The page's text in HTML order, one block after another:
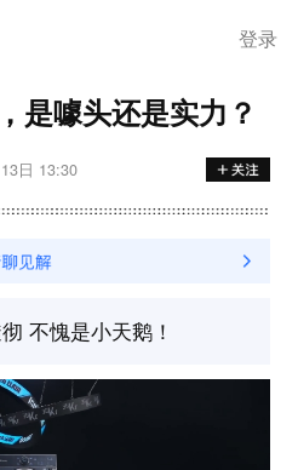
登录
是噱头还是实力？
日 13:30
不愧是小天鹅！